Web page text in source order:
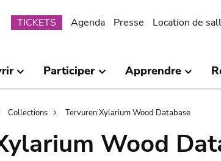
Submenu
TICKETS Agenda Presse Location de
Participer Apprendre
Collections Tervuren Xylarium Wood Database
Wood